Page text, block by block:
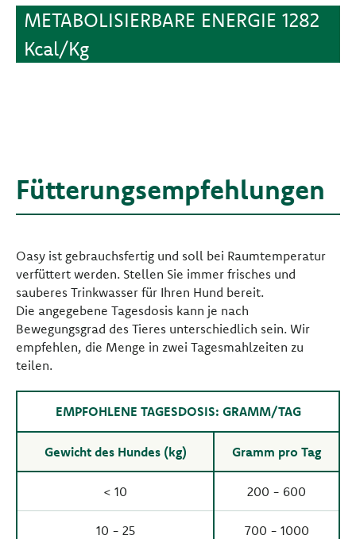
METABOLISIERBARE ENERGIE 1282
Kcal/Kg
Fütterungsempfehlungen
Oasy ist gebrauchsfertig und soll bei Raumtemperatur
verfüttert werden. Stellen Sie immer frisches und
sauberes Trinkwasser für Ihren Hund bereit.
Die angegebene Tagesdosis kann je nach
Bewegungsgrad des Tieres unterschiedlich sein. Wir
empfehlen, die Menge in zwei Tagesmahlzeiten zu
teilen.
EMPFOHLENE TAGESDOSIS: GRAMM/TAG
Gewicht des Hundes (kg) Gramm pro Tag
< 10 200 - 600
10 - 25 700 - 1000